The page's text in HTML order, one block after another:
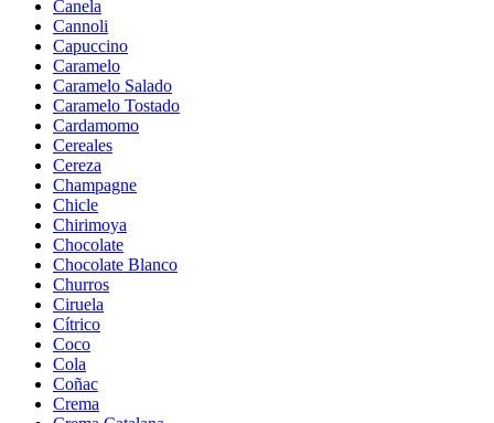
Canela
Cannoli
Capuccino
Caramelo
Caramelo Salado
Caramelo Tostado
Cardamomo
Cereales
Cereza
Champagne
Chicle
Chirimoya
Chocolate
Chocolate Blanco
Churros
Ciruela
Cítrico
Coco
Cola
Coñac
Crema